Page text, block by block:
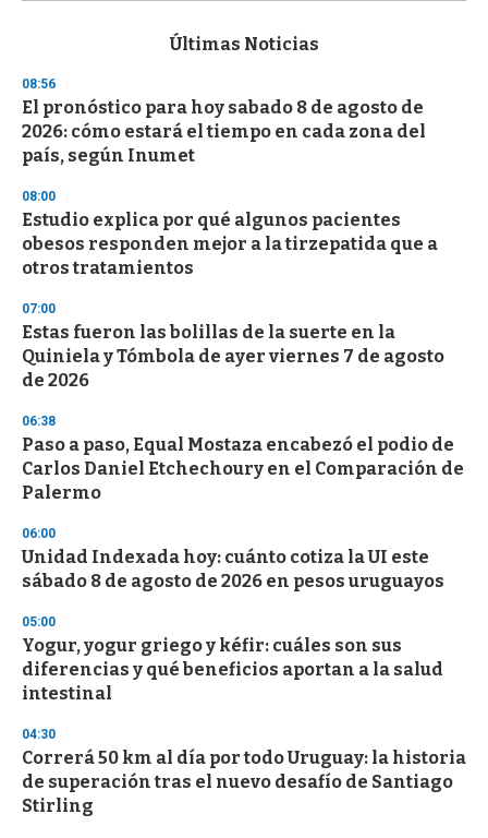
d
s
o
f
3
s
e
c
o
n
Últimas Noticias
08:56
El pronóstico para hoy sabado 8 de agosto de
2026: cómo estará el tiempo en cada zona del
país, según Inumet
08:00
Estudio explica por qué algunos pacientes
obesos responden mejor a la tirzepatida que a
otros tratamientos
07:00
Estas fueron las bolillas de la suerte en la
Quiniela y Tómbola de ayer viernes 7 de agosto
de 2026
06:38
Paso a paso, Equal Mostaza encabezó el podio de
Carlos Daniel Etchechoury en el Comparación de
Palermo
06:00
Unidad Indexada hoy: cuánto cotiza la UI este
sábado 8 de agosto de 2026 en pesos uruguayos
05:00
Yogur, yogur griego y kéfir: cuáles son sus
diferencias y qué beneficios aportan a la salud
intestinal
04:30
Correrá 50 km al día por todo Uruguay: la historia
de superación tras el nuevo desafío de Santiago
Stirling